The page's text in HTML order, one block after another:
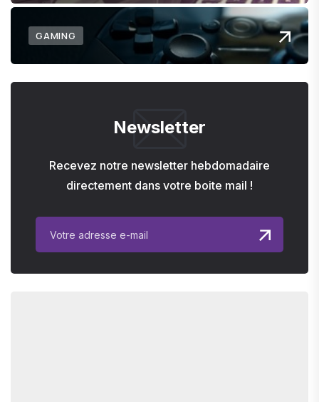
GAMING
Newsletter
Recevez notre newsletter hebdomadaire
directement dans votre boite mail !